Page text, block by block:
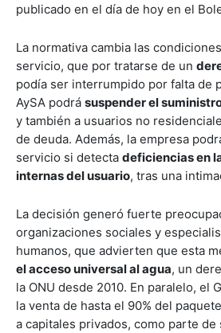
publicado en el día de hoy en el
La normativa cambia las
servicio, que por tratarse de un
podía ser interrumpido por falta de
AySA podrá suspender el
y también a usuarios no
de deuda. Además, la empresa
servicio si detecta deficiencias en
internas del usuario, tras una
La decisión generó fuerte
organizaciones sociales y
humanos, que advierten que esta
el acceso universal al agua, un
la ONU desde 2010. En paralelo, el
la venta de hasta el 90% del
a capitales privados, como parte de